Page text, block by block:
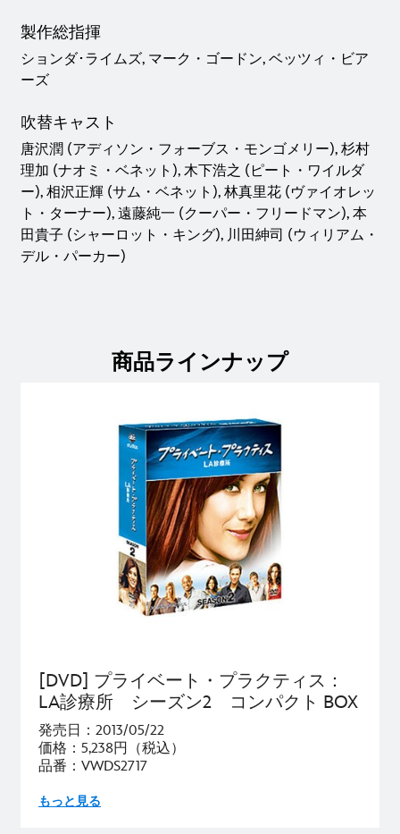
製作総指揮
ションダ･ライムズ, マーク・ゴードン, ベッツィ・ビア
ーズ
吹替キャスト
唐沢潤 (アディソン・フォーブス・モンゴメリー), 杉村
理加 (ナオミ・ベネット), 木下浩之 (ピート・ワイルダ
ー), 相沢正輝 (サム・ベネット), 林真里花 (ヴァイオレッ
ト・ターナー), 遠藤純一 (クーパー・フリードマン), 本
田貴子 (シャーロット・キング), 川田紳司 (ウィリアム・
デル・パーカー)
商品ラインナップ
[DVD] プライベート・プラクティス：
LA診療所 シーズン2 コンパクト BOX
発売日：2013/05/22
価格：5,238円（税込）
品番：VWDS2717
もっと見る